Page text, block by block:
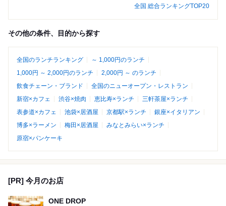
全国 総合ランキングTOP20
その他の条件、目的から探す
全国のランチランキング
～ 1,000円のランチ
1,000円 ～ 2,000円のランチ
2,000円 ～ のランチ
飲食チェーン・ブランド
全国のニューオープン・レストラン
新宿×カフェ
渋谷×焼肉 恵比寿×ランチ
三軒茶屋×ランチ
表参道×カフェ
池袋×居酒屋 京都駅×ランチ
銀座×イタリアン
博多×ラーメン
梅田×居酒屋
みなとみらい×ランチ
原宿×パンケーキ
[PR] 今月のお店
ONE DROP